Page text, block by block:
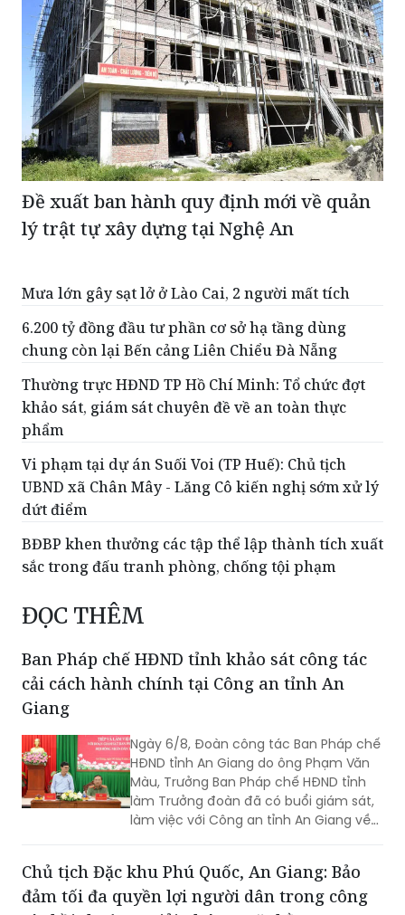
Đề xuất ban hành quy định mới về quản
lý trật tự xây dựng tại Nghệ An
Mưa lớn gây sạt lở ở Lào Cai, 2 người mất tích
6.200 tỷ đồng đầu tư phần cơ sở hạ tầng dùng
chung còn lại Bến cảng Liên Chiểu Đà Nẵng
Thường trực HĐND TP Hồ Chí Minh: Tổ chức đợt
khảo sát, giám sát chuyên đề về an toàn thực
phẩm
Vi phạm tại dự án Suối Voi (TP Huế): Chủ tịch
UBND xã Chân Mây - Lăng Cô kiến nghị sớm xử lý
dứt điểm
BĐBP khen thưởng các tập thể lập thành tích xuất
sắc trong đấu tranh phòng, chống tội phạm
ĐỌC THÊM
Ban Pháp chế HĐND tỉnh khảo sát công tác
cải cách hành chính tại Công an tỉnh An
Giang
Ngày 6/8, Đoàn công tác Ban Pháp chế
HĐND tỉnh An Giang do ông Phạm Văn
Màu, Trưởng Ban Pháp chế HĐND tỉnh
làm Trưởng đoàn đã có buổi giám sát,
làm việc với Công an tỉnh An Giang về
Công an, nhằm đánh giá kết quả thực
hiện, kịp thời ghi nhận những khó khăn,
Chủ tịch Đặc khu Phú Quốc, An Giang: Bảo
đảm tối đa quyền lợi người dân trong công